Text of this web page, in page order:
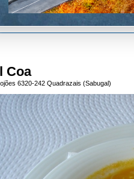
Coa
6320-242 Quadrazais (Sabugal)